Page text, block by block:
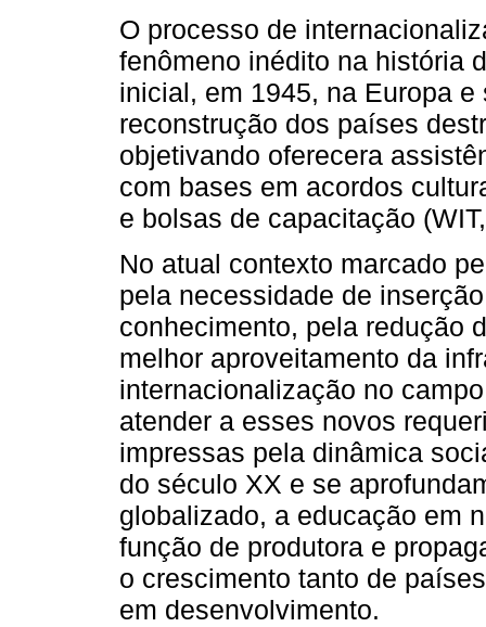
O processo de
fenômeno inédito na história
inicial, em 1945, na Europa
reconstrução dos países
objetivando oferecera
com bases em acordos
e bolsas de capacitação
No atual contexto marcado
pela necessidade de
conhecimento, pela redução
melhor aproveitamento da
internacionalização no
atender a esses novos
impressas pela dinâmica
do século XX e se
globalizado, a educação em
função de produtora e
o crescimento tanto de
em desenvolvimento.